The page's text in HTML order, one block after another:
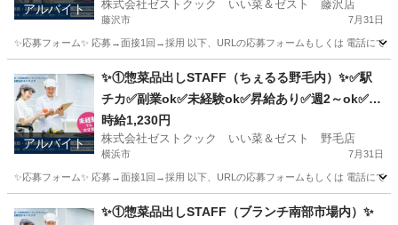
アルバイト 株式会社ゼストクック いい菜＆ゼスト 藤沢店
藤沢市 7月31日
✨応募フォーム✨ 応募→面接1回→採用 以下、URLの応募フォームもしくは 電話にて
キッチン
アルバイト
✨①惣菜品出しSTAFF（ちぇるる野毛内）✨✅駅
チカ✅副業ok✅未経験ok✅昇給あり✅週2～ok✅扶
養内ok
時給1,230円
株式会社ゼストクック いい菜＆ゼスト 野毛店
横浜市 7月31日
✨応募フォーム✨ 応募→面接1回→採用 以下、URLの応募フォームもしくは 電話にて
キッチン
✨①惣菜品出しSTAFF（ブランチ南部市場内）✨